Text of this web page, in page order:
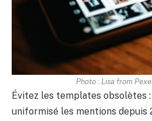
Photo : Lisa from
Évitez les templates obsolètes
uniformisé les mentions depuis